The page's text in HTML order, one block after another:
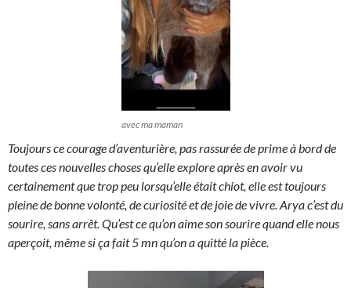
avec ma maman
Toujours ce courage d’aventurière, pas rassurée de prime à bord de
toutes ces nouvelles choses qu’elle explore après en avoir vu
certainement que trop peu lorsqu’elle était chiot, elle est toujours
pleine de bonne volonté, de curiosité et de joie de vivre. Arya c’est du
sourire, sans arrêt. Qu’est ce qu’on aime son sourire quand elle nous
aperçoit, même si ça fait 5 mn qu’on a quitté la pièce.